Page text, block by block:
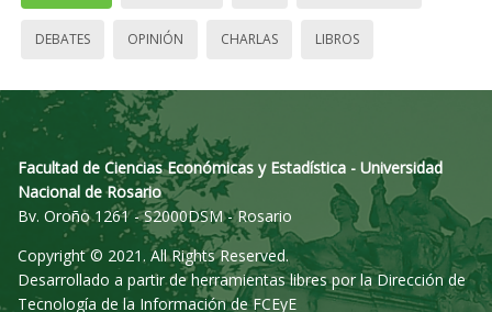
DEBATES OPINIÓN CHARLAS LIBROS
Facultad de Ciencias Económicas y Estadística - Universidad
Nacional de Rosario
Bv. Oroño 1261 - S2000DSM - Rosario
Copyright © 2021. All Rights Reserved.
Desarrollado a partir de herramientas libres por la Dirección de
Tecnología de la Información de FCEyE